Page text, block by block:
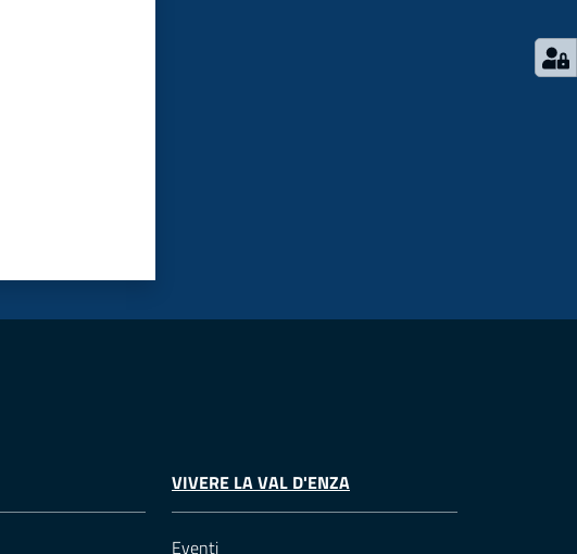
VIVERE LA VAL D'ENZA
Eventi